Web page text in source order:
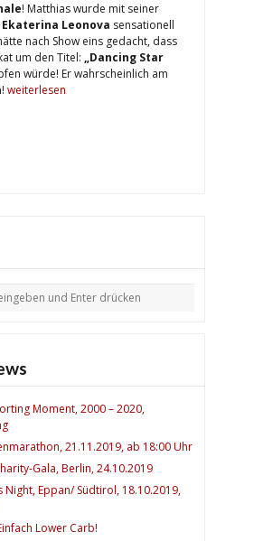
! Matthias wurde mit seiner
Ekaterina Leonova sensationell
nach Show eins gedacht, dass
um den Titel: „Dancing Star
würde! Er wahrscheinlich am
weiterlesen
Moment, 2000 – 2020,
21.11.2019, ab 18:00 Uhr
Gala, Berlin, 24.10.2019
Night, Eppan/ Südtirol, 18.10.2019,
Einfach Lower Carb!